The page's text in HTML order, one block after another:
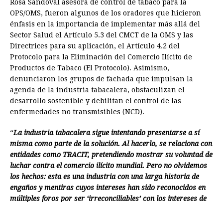
Rosa Sandoval asesora de control de tabaco para la
OPS/OMS, fueron algunos de los oradores que hicieron
énfasis en la importancia de implementar más allá del
Sector Salud el Artículo 5.3 del CMCT de la OMS y las
Directrices para su aplicación, el Artículo 4.2 del
Protocolo para la Eliminación del Comercio Ilícito de
Productos de Tabaco (El Protocolo). Asimismo,
denunciaron los grupos de fachada que impulsan la
agenda de la industria tabacalera, obstaculizan el
desarrollo sostenible y debilitan el control de las
enfermedades no transmisibles (NCD).
“La industria tabacalera sigue intentando presentarse a sí
misma como parte de la solución. Al hacerlo, se relaciona con
entidades como TRACIT, pretendiendo mostrar su voluntad de
luchar contra el comercio ilícito mundial. Pero no olvidemos
los hechos: esta es una industria con una larga historia de
engaños y mentiras cuyos intereses han sido reconocidos en
múltiples foros por ser ‘irreconciliables’ con los intereses de